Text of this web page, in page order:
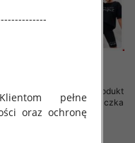
damskie (Polska produkt
Roz Standard, Mix Kolor Paczka
5 szt
pełne
oraz ochronę